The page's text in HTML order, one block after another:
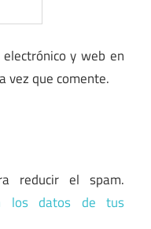
y web en
vez que comente.
reducir el spam.
los datos de tus